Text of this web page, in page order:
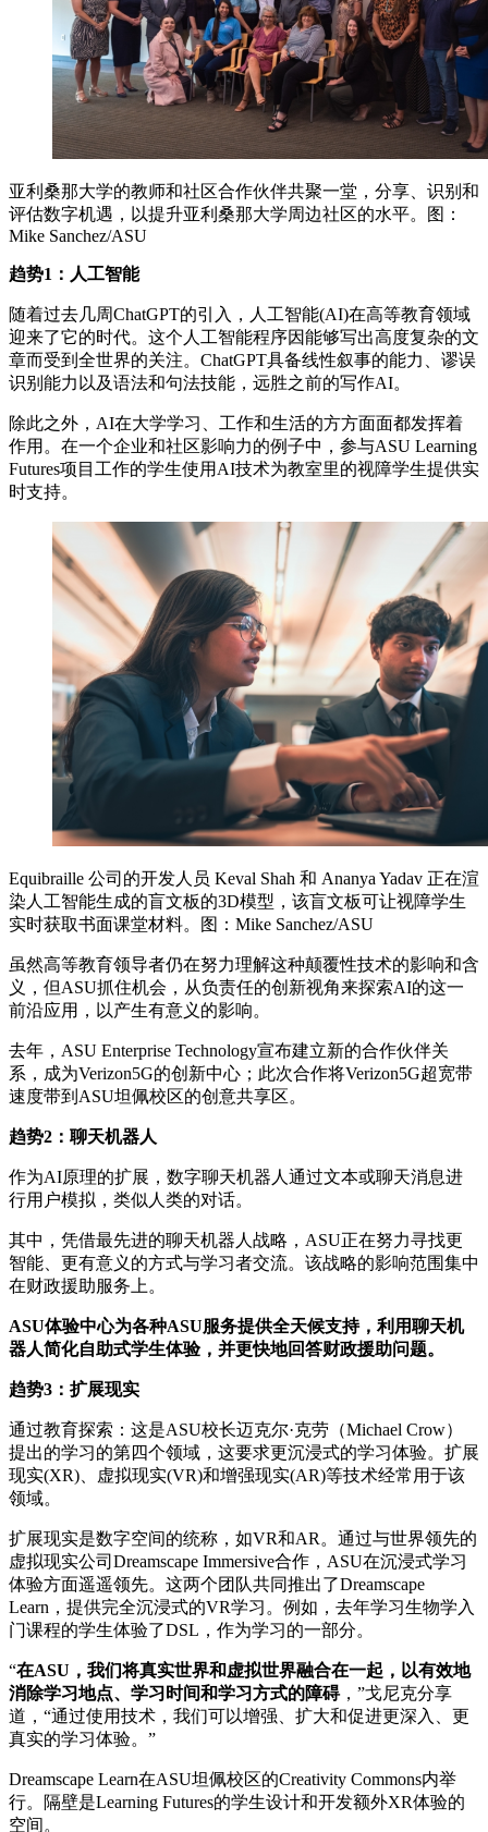
亚利桑那大学的教师和社区合作伙伴共聚一堂，分享、识别和
评估数字机遇，以提升亚利桑那大学周边社区的水平。图：
Mike Sanchez/ASU
趋势1：人工智能
随着过去几周ChatGPT的引入，人工智能(AI)在高等教育领域
迎来了它的时代。这个人工智能程序因能够写出高度复杂的文
章而受到全世界的关注。ChatGPT具备线性叙事的能力、谬误
识别能力以及语法和句法技能，远胜之前的写作AI。
除此之外，AI在大学学习、工作和生活的方方面面都发挥着
作用。在一个企业和社区影响力的例子中，参与ASU Learning
Futures项目工作的学生使用AI技术为教室里的视障学生提供实
时支持。
Equibraille 公司的开发人员 Keval Shah 和 Ananya Yadav 正在渲
染人工智能生成的盲文板的3D模型，该盲文板可让视障学生
实时获取书面课堂材料。图：Mike Sanchez/ASU
虽然高等教育领导者仍在努力理解这种颠覆性技术的影响和含
义，但ASU抓住机会，从负责任的创新视角来探索AI的这一
前沿应用，以产生有意义的影响。
去年，ASU Enterprise Technology宣布建立新的合作伙伴关
系，成为Verizon5G的创新中心；此次合作将Verizon5G超宽带
速度带到ASU坦佩校区的创意共享区。
趋势2：聊天机器人
作为AI原理的扩展，数字聊天机器人通过文本或聊天消息进
行用户模拟，类似人类的对话。
其中，凭借最先进的聊天机器人战略，ASU正在努力寻找更
智能、更有意义的方式与学习者交流。该战略的影响范围集中
在财政援助服务上。
ASU体验中心为各种ASU服务提供全天候支持，利用聊天机
器人简化自助式学生体验，并更快地回答财政援助问题。
趋势3：扩展现实
通过教育探索：这是ASU校长迈克尔·克劳（Michael Crow）
提出的学习的第四个领域，这要求更沉浸式的学习体验。扩展
现实(XR)、虚拟现实(VR)和增强现实(AR)等技术经常用于该
领域。
扩展现实是数字空间的统称，如VR和AR。通过与世界领先的
虚拟现实公司Dreamscape Immersive合作，ASU在沉浸式学习
体验方面遥遥领先。这两个团队共同推出了Dreamscape
Learn，提供完全沉浸式的VR学习。例如，去年学习生物学入
门课程的学生体验了DSL，作为学习的一部分。
“在ASU，我们将真实世界和虚拟世界融合在一起，以有效地
消除学习地点、学习时间和学习方式的障碍，”戈尼克分享
道，“通过使用技术，我们可以增强、扩大和促进更深入、更
真实的学习体验。”
Dreamscape Learn在ASU坦佩校区的Creativity Commons内举
行。隔壁是Learning Futures的学生设计和开发额外XR体验的
空间。